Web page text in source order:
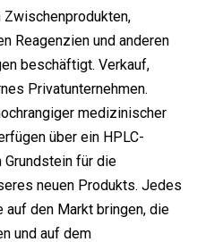
Reagenzien und anderen
beschäftigt. Verkauf,
Privatunternehmen.
medizinischer
über ein HPLC-
für die
neuen Produkts. Jedes
auf den Markt bringen, die
und auf dem